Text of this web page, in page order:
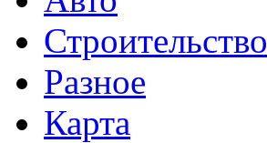
Строительство
Разное
Карта